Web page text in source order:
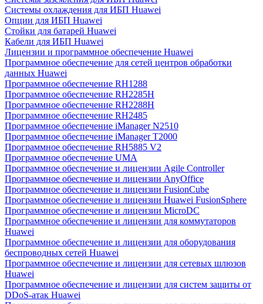
Системы охлаждения для ИБП Huawei
Опции для ИБП Huawei
Стойки для батарей Huawei
Кабели для ИБП Huawei
Лицензии и программное обеспечение Huawei
Программное обеспечение для сетей центров обработки
данных Huawei
Программное обеспечение RH1288
Программное обеспечение RH2285H
Программное обеспечение RH2288H
Программное обеспечение RH2485
Программное обеспечение iManager N2510
Программное обеспечение iManager T2000
Программное обеспечение RH5885 V2
Программное обеспечение UMA
Программное обеспечение и лицензии Agile Controller
Программное обеспечение и лицензии AnyOffice
Программное обеспечение и лицензии FusionCube
Программное обеспечение и лицензии Huawei FusionSphere
Программное обеспечение и лицензии MicroDC
Программное обеспечение и лицензии для коммутаторов
Huawei
Программное обеспечение и лицензии для оборудования
беспроводных сетей Huawei
Программное обеспечение и лицензии для сетевых шлюзов
Huawei
Программное обеспечение и лицензии для систем защиты от
DDoS-атак Huawei